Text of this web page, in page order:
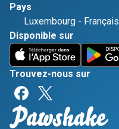
Pays
Luxembourg - Français
Disponible sur
Trouvez-nous sur